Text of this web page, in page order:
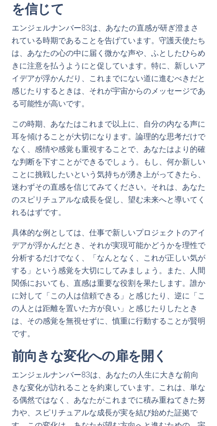
を信じて
エンジェルナンバー83は、あなたの直感が研ぎ澄まさ
れている時期であることを告げています。守護天使たち
は、あなたの心の中に届く微かな声や、ふとしたひらめ
きに注意を払うようにと促しています。特に、新しいア
イデアが浮かんだり、これまでにない道に進むべきだと
感じたりするときは、それが宇宙からのメッセージであ
る可能性が高いです。
この時期、あなたはこれまで以上に、自分の内なる声に
耳を傾けることが大切になります。論理的な思考だけで
なく、感情や感覚も重視することで、あなたはより的確
な判断を下すことができるでしょう。もし、何か新しい
ことに挑戦したいという気持ちが湧き上がってきたら、
迷わずその直感を信じてみてください。それは、あなた
のスピリチュアルな成長を促し、望む未来へと導いてく
れるはずです。
具体的な例としては、仕事で新しいプロジェクトのアイ
デアが浮かんだとき、それが実現可能かどうかを理性で
分析するだけでなく、「なんとなく、これが正しい気が
する」という感覚を大切にしてみましょう。また、人間
関係においても、直感は重要な役割を果たします。誰か
に対して「この人は信頼できる」と感じたり、逆に「こ
の人とは距離を置いた方が良い」と感じたりしたとき
は、その感覚を無視せずに、慎重に行動することが賢明
です。
前向きな変化への扉を開く
エンジェルナンバー83は、あなたの人生に大きな前向
きな変化が訪れることを約束しています。これは、単な
る偶然ではなく、あなたがこれまでに積み重ねてきた努
力や、スピリチュアルな成長が実を結び始めた証拠で